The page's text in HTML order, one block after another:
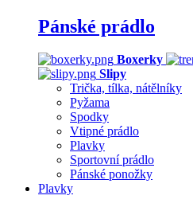
Pánské prádlo
Boxerky
Slipy
Trička, tílka, nátělníky
Pyžama
Spodky
Vtipné prádlo
Plavky
Sportovní prádlo
Pánské ponožky
Plavky